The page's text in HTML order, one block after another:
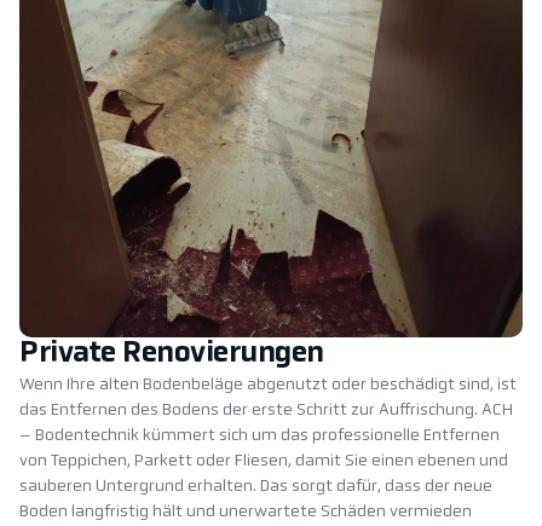
Private Renovierungen
Wenn Ihre alten Bodenbeläge abgenutzt oder beschädigt sind, ist
das Entfernen des Bodens der erste Schritt zur Auffrischung. ACH
– Bodentechnik kümmert sich um das professionelle Entfernen
von Teppichen, Parkett oder Fliesen, damit Sie einen ebenen und
sauberen Untergrund erhalten. Das sorgt dafür, dass der neue
Boden langfristig hält und unerwartete Schäden vermieden